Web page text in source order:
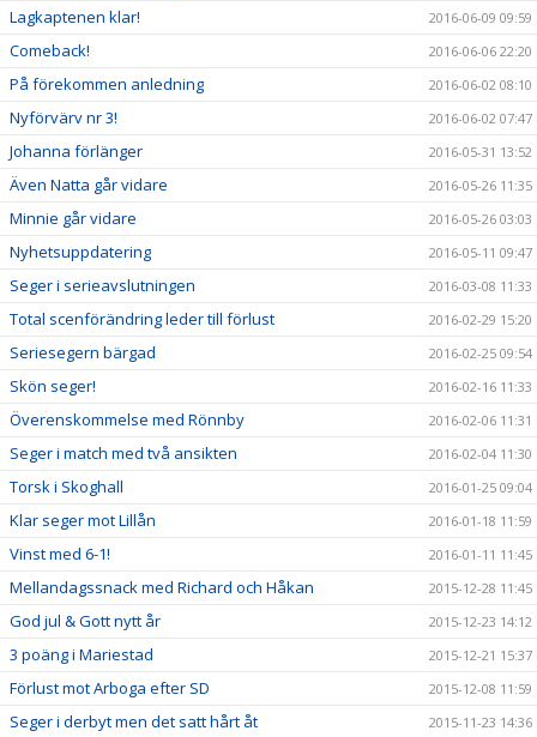
Lagkaptenen klar! 2016-06-09 09:59
Comeback! 2016-06-06 22:20
På förekommen anledning 2016-06-02 08:10
Nyförvärv nr 3! 2016-06-02 07:47
Johanna förlänger 2016-05-31 13:52
Även Natta går vidare 2016-05-26 11:35
Minnie går vidare 2016-05-26 03:03
Nyhetsuppdatering 2016-05-11 09:47
Seger i serieavslutningen 2016-03-08 11:33
Total scenförändring leder till förlust 2016-02-29 15:20
Seriesegern bärgad 2016-02-25 09:54
Skön seger! 2016-02-16 11:33
Överenskommelse med Rönnby 2016-02-06 11:31
Seger i match med två ansikten 2016-02-04 11:30
Torsk i Skoghall 2016-01-25 09:04
Klar seger mot Lillån 2016-01-18 11:59
Vinst med 6-1! 2016-01-11 11:45
Mellandagssnack med Richard och Håkan 2015-12-28 11:45
God jul & Gott nytt år 2015-12-23 14:12
3 poäng i Mariestad 2015-12-21 15:37
Förlust mot Arboga efter SD 2015-12-08 11:59
Seger i derbyt men det satt hårt åt 2015-11-23 14:36